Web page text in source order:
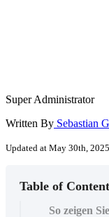
Super Administrator
Written By Sebastian
Updated at May 30th, 2025
Table of
So zeigen